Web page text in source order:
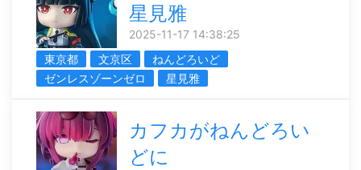
星見雅
2025-11-17 14:38:25
東京都
文京区
ねんどろいど
ゼンレスゾーンゼロ
星見雅
カフカがねんどろい
どに